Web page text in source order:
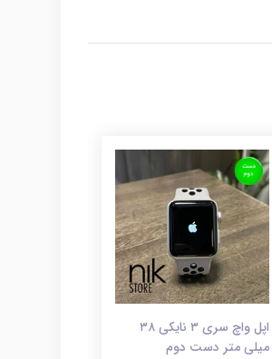
اپل واچ سری ۳ نایکی ۳۸
میلی متر دست دوم